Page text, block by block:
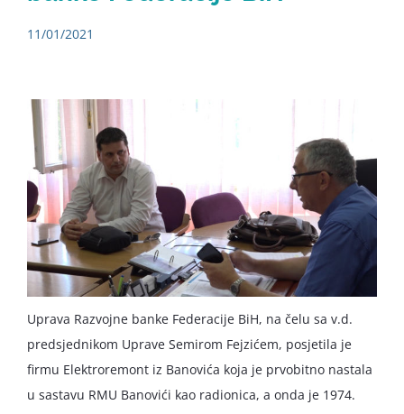
11/01/2021
Uprava Razvojne banke Federacije BiH, na čelu sa v.d.
predsjednikom Uprave Semirom Fejzićem, posjetila je
firmu Elektroremont iz Banovića koja je prvobitno nastala
u sastavu RMU Banovići kao radionica, a onda je 1974.